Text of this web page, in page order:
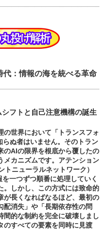
：情報の海を統べる革命
フトと自己注意機構の誕生
世界において「トランスフォ
ぬ者はいません。そのトラン
のAIの限界を根底から覆したの
メカニズムです。アテンション
トニューラルネットワーク）
一つずつ順番に処理していく
。しかし、この方式には致命的
が長くなればなるほど、最初の
配消失」や「長期依存性の問
間的な制約を完全に破壊しまし
のすべての要素を同時に見渡